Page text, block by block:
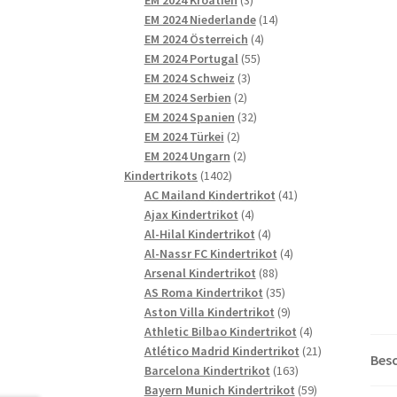
Produkte
EM 2024 Niederlande 1414
EM 2024 Österreich 44
Produkte
EM 2024 Portugal 5555
EM 2024 Schweiz 33
Produkte
EM 2024 Serbien 22
Produkte
EM 2024 Spanien 3232
EM 2024 Türkei 22
Produkte
EM 2024 Ungarn 22
Kindertrikots 14021402
Produkte
AC Mailand Kindertrikot 4141
Ajax Kindertrikot 44
Produkte
Al-Hilal Kindertrikot 44
Produkte
Al-Nassr FC Kindertrikot 44
Arsenal Kindertrikot 8888
Produkte
AS Roma Kindertrikot 3535
Produkte
Aston Villa Kindertrikot 99
Produkte
Athletic Bilbao Kindertrikot 44
Produkte
Atlético Madrid Kindertrikot 2121
Barcelona Kindertrikot 163163
Produkte
Bayern Munich Kindertrikot 5959